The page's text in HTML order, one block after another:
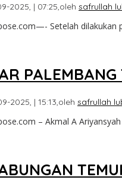
2025, | 07:25,oleh safrullah
Setelah dilakukan
2025, | 15:13,oleh safrullah
– Akmal A